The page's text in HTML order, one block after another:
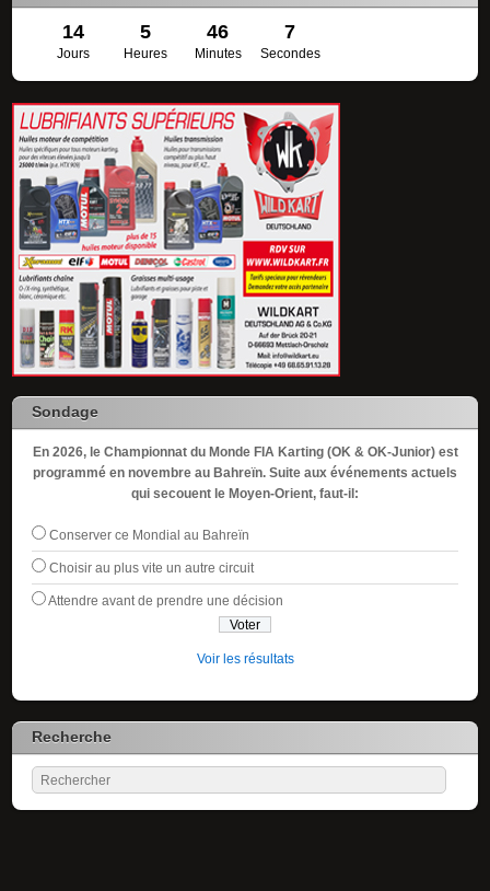
14 5 46 7
Jours Heures Minutes Secondes
Sondage
En 2026, le Championnat du Monde FIA Karting (OK & OK-Junior) est
programmé en novembre au Bahreïn. Suite aux événements actuels
qui secouent le Moyen-Orient, faut-il:
Conserver ce Mondial au Bahreïn
Choisir au plus vite un autre circuit
Attendre avant de prendre une décision
Voir les résultats
Recherche